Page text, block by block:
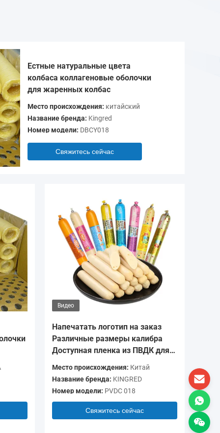
Естные натуральные цвета
колбаса коллагеновые оболочки
для жаренных колбас
Место происхождения: китайский
Название бренда: Kingred
Номер модели: DBCY018
Свяжитесь сейчас
Видео
Напечатать логотип на заказ
Различные размеры калибра
Доступная пленка из ПВДК для
Место происхождения: Китай
Название бренда: KINGRED
Номер модели: PVDC 018
Свяжитесь сейчас
Место
Номер